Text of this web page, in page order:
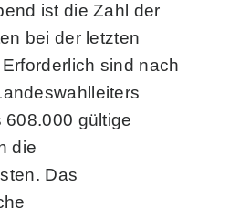
ist die Zahl der
bei der letzten
sind nach
608.000 gültige
die
Das